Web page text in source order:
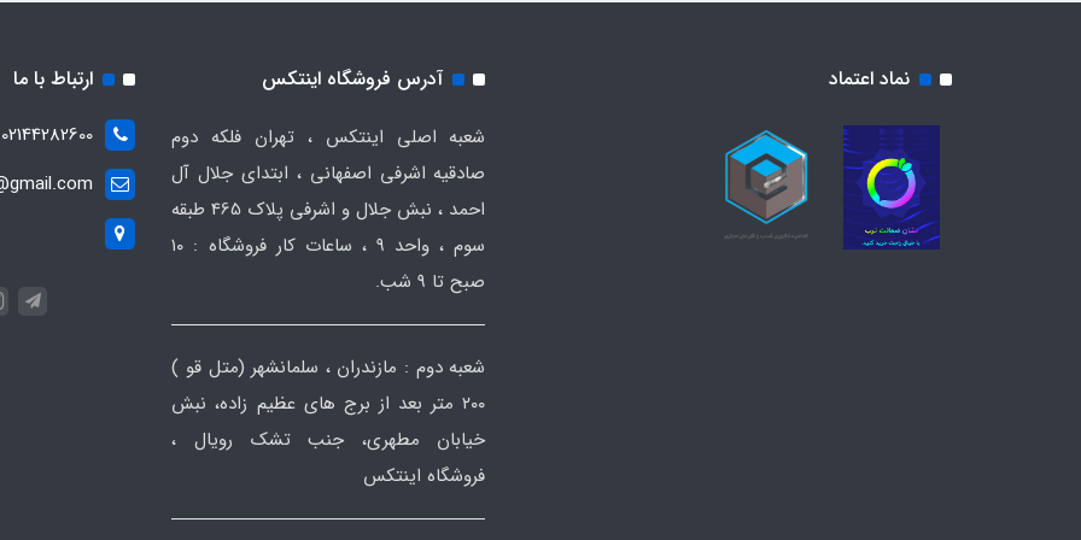
نماد اعتماد آدرس فروشگاه اینتکس
شعبه اصلی اینتکس ، تهران فلکه دوم
صادقیه اشرفی اصفهانی ، ابتدای جلال آل
احمد ، نبش جلال و اشرفی پلاک 465 طبقه
سوم ، واحد ۹ ، ساعات کار فروشگاه : ۱۰
صبح تا ۹ شب.
شعبه دوم : مازندران ، سلمانشهر (متل قو )
۲۰۰ متر بعد از برج های عظیم زاده، نبش
خیابان مطهری، جنب تشک رویال ،
فروشگاه اینتکس
ارتباط با ما
02144282600